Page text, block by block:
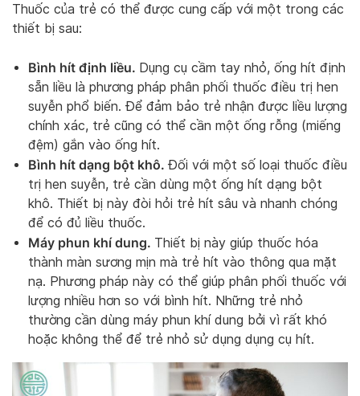
Thuốc của trẻ có thể được cung cấp với một trong các
thiết bị sau:
Bình hít định liều. Dụng cụ cầm tay nhỏ, ống hít định
sẵn liều là phương pháp phân phối thuốc điều trị hen
suyễn phổ biến. Để đảm bảo trẻ nhận được liều lượng
chính xác, trẻ cũng có thể cần một ống rỗng (miếng
đệm) gắn vào ống hít.
Bình hít dạng bột khô. Đối với một số loại thuốc điều
trị hen suyễn, trẻ cần dùng một ống hít dạng bột
khô. Thiết bị này đòi hỏi trẻ hít sâu và nhanh chóng
để có đủ liều thuốc.
Máy phun khí dung. Thiết bị này giúp thuốc hóa
thành màn sương mịn mà trẻ hít vào thông qua mặt
nạ. Phương pháp này có thể giúp phân phối thuốc với
lượng nhiều hơn so với bình hít. Những trẻ nhỏ
thường cần dùng máy phun khí dung bởi vì rất khó
hoặc không thể để trẻ nhỏ sử dụng dụng cụ hít.